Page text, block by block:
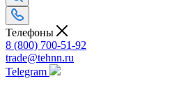
Телефоны
8 (800) 700-51-92
trade@tehnn.ru
Telegram